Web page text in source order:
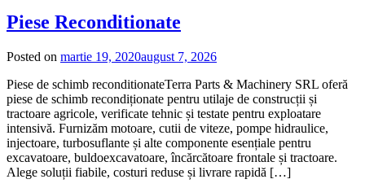
Piese Reconditionate
Posted on martie 19, 2020august 7, 2026
Piese de schimb reconditionateTerra Parts & Machinery SRL oferă
piese de schimb recondiționate pentru utilaje de construcții și
tractoare agricole, verificate tehnic și testate pentru exploatare
intensivă. Furnizăm motoare, cutii de viteze, pompe hidraulice,
injectoare, turbosuflante și alte componente esențiale pentru
excavatoare, buldoexcavatoare, încărcătoare frontale și tractoare.
Alege soluții fiabile, costuri reduse și livrare rapidă […]